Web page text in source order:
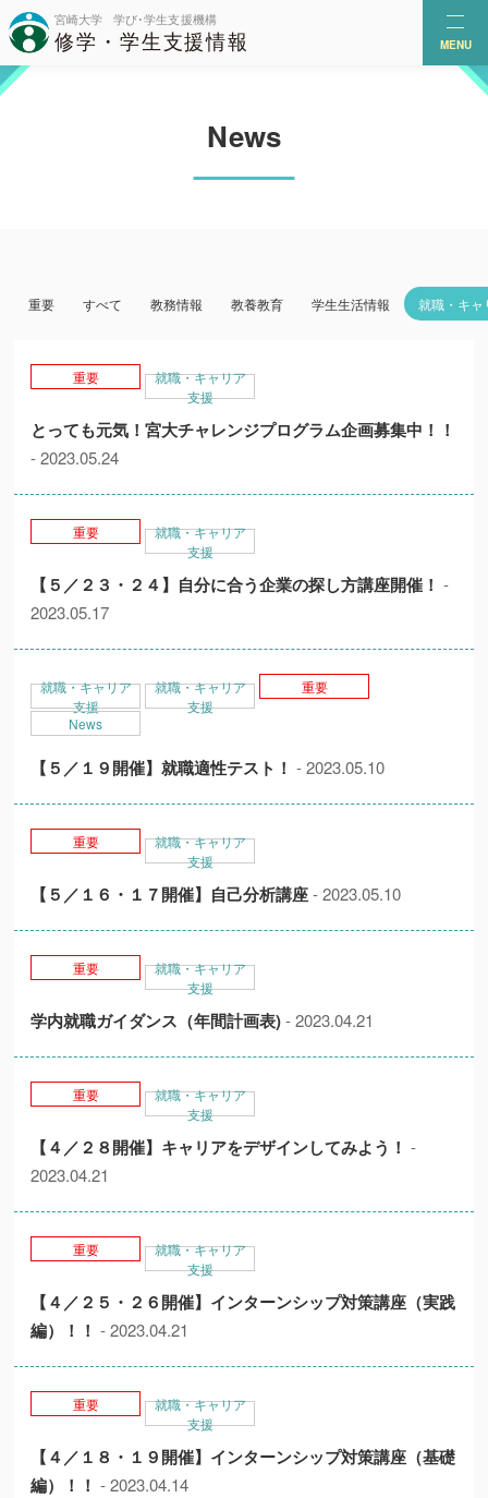
MENU
News
重要 すべて 教務情報 教養教育 学生生活情報 就職・キャ
重要
就職・キャリア
支援
とっても元気！宮大チャレンジプログラム企画募集中！！
- 2023.05.24
重要
就職・キャリア
支援
【５／２３・２４】自分に合う企業の探し方講座開催！ -
2023.05.17
就職・キャリア
支援
就職・キャリア
支援
重要
News
【５／１９開催】就職適性テスト！ - 2023.05.10
重要
就職・キャリア
支援
【５／１６・１７開催】自己分析講座- 2023.05.10
重要
就職・キャリア
支援
学内就職ガイダンス（年間計画表)- 2023.04.21
重要
就職・キャリア
支援
【４／２８開催】キャリアをデザインしてみよう！ -
2023.04.21
重要
就職・キャリア
支援
【４／２５・２６開催】インターンシップ対策講座（実践
編）！！ - 2023.04.21
重要
就職・キャリア
支援
【４／１８・１９開催】インターンシップ対策講座（基礎
編）！！ - 2023.04.14